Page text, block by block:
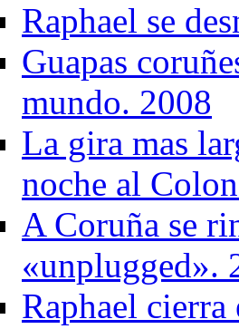
Raphael se
Guapas
mundo. 2008
La gira mas
noche al
A Coruña se
«unplugged».
Raphael